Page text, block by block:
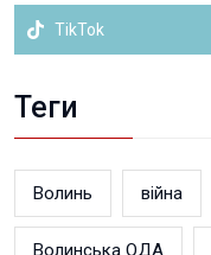
TikTok
Теги
Волинь війна
Волинська ОДА